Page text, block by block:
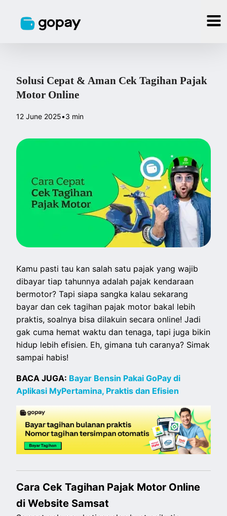
Solusi Cepat & Aman Cek Tagihan Pajak
Motor Online
12 June 2025•3 min
Kamu pasti tau kan salah satu pajak yang wajib
dibayar tiap tahunnya adalah pajak kendaraan
bermotor? Tapi siapa sangka kalau sekarang
bayar dan cek tagihan pajak motor bakal lebih
praktis, soalnya bisa dilakuin secara online! Jadi
gak cuma hemat waktu dan tenaga, tapi juga bikin
hidup lebih efisien. Eh, gimana tuh caranya? Simak
sampai habis!
BACA JUGA: Bayar Bensin Pakai GoPay di
Aplikasi MyPertamina, Praktis dan Efisien
Cara Cek Tagihan Pajak Motor Online
di Website Samsat